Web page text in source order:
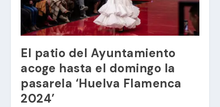
El patio del Ayuntamiento
acoge hasta el domingo la
pasarela ‘Huelva Flamenca
2024’